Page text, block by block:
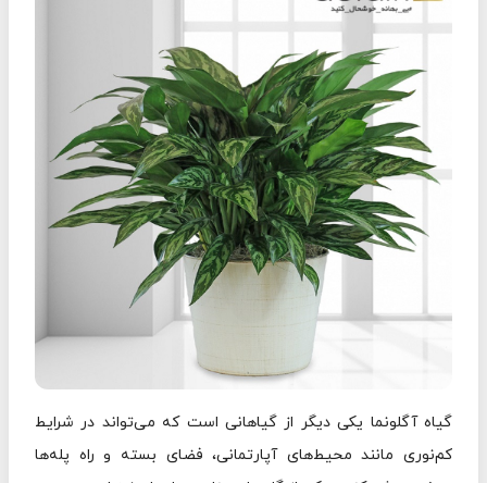
گیاه آگلونما یکی دیگر از گیاهانی است که می‌تواند در شرایط
کم‌نوری مانند محیط‌های آپارتمانی، فضای بسته و راه پله‌ها